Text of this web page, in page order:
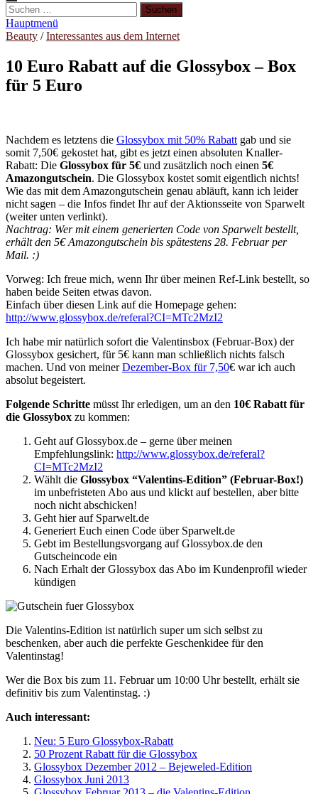
Suchen
nach:
Hauptmenü
Beauty /Interessantes aus dem Internet
10 Euro Rabatt auf die Glossybox – Box
für 5 Euro
Nachdem es letztens die Glossybox mit 50% Rabatt gab und sie
somit 7,50€ gekostet hat, gibt es jetzt einen absoluten Knaller-
Rabatt: Die Glossybox für 5€ und zusätzlich noch einen 5€
Amazongutschein. Die Glossybox kostet somit eigentlich nichts!
Wie das mit dem Amazongutschein genau abläuft, kann ich leider
nicht sagen – die Infos findet Ihr auf der Aktionsseite von Sparwelt
(weiter unten verlinkt).
Nachtrag: Wer mit einem generierten Code von Sparwelt bestellt,
erhält den 5€ Amazongutschein bis spätestens 28. Februar per
Mail. :)
Vorweg: Ich freue mich, wenn Ihr über meinen Ref-Link bestellt, so
haben beide Seiten etwas davon.
Einfach über diesen Link auf die Homepage gehen:
http://www.glossybox.de/referal?CI=MTc2MzI2
Ich habe mir natürlich sofort die Valentinsbox (Februar-Box) der
Glossybox gesichert, für 5€ kann man schließlich nichts falsch
machen. Und von meinerDezember-Box für 7,50€ war ich auch
absolut begeistert.
Folgende Schritte müsst Ihr erledigen, um an den 10€ Rabatt für
die Glossybox zu kommen:
Geht auf Glossybox.de – gerne über meinen
Empfehlungslink: http://www.glossybox.de/referal?
CI=MTc2MzI2
Wählt die Glossybox “Valentins-Edition” (Februar-Box!)
im unbefristeten Abo aus und klickt auf bestellen, aber bitte
noch nicht abschicken!
Geht hier auf Sparwelt.de
Generiert Euch einen Code über Sparwelt.de
Gebt im Bestellungsvorgang auf Glossybox.de den
Gutscheincode ein
Nach Erhalt der Glossybox das Abo im Kundenprofil wieder
kündigen
Die Valentins-Edition ist natürlich super um sich selbst zu
beschenken, aber auch die perfekte Geschenkidee für den
Valentinstag!
Wer die Box bis zum 11. Februar um 10:00 Uhr bestellt, erhält sie
definitiv bis zum Valentinstag. :)
Auch interessant:
Neu: 5 Euro Glossybox-Rabatt
50 Prozent Rabatt für die Glossybox
Glossybox Dezember 2012 – Bejeweled-Edition
Glossybox Juni 2013